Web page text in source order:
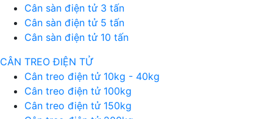
Cân sàn điện tử 3 tấn
Cân sàn điện tử 5 tấn
Cân sàn điện tử 10 tấn
CÂN TREO ĐIỆN TỬ
Cân treo điện tử 10kg - 40kg
Cân treo điện tử 100kg
Cân treo điện tử 150kg